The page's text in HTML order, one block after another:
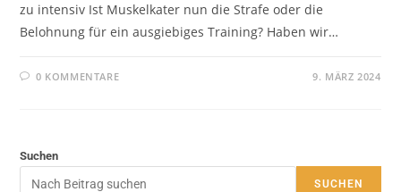
zu intensiv Ist Muskelkater nun die Strafe oder die
Belohnung für ein ausgiebiges Training? Haben wir…
0 KOMMENTARE 9. MÄRZ 2024
Suchen
SUCHEN